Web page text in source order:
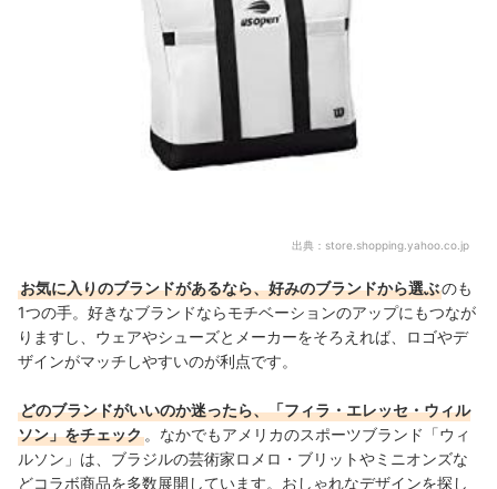
出典： store.shopping.yahoo.co.jp
お気に入りのブランドがあるなら、好みのブランドから選ぶのも
1つの手。好きなブランドならモチベーションのアップにもつなが
りますし、ウェアやシューズとメーカーをそろえれば、ロゴやデ
ザインがマッチしやすいのが利点です。
どのブランドがいいのか迷ったら、「フィラ・エレッセ・ウィル
ソン」をチェック 。なかでもアメリカのスポーツブランド「ウィ
ルソン」は、ブラジルの芸術家ロメロ・ブリットやミニオンズな
どコラボ商品を多数展開しています。おしゃれなデザインを探し